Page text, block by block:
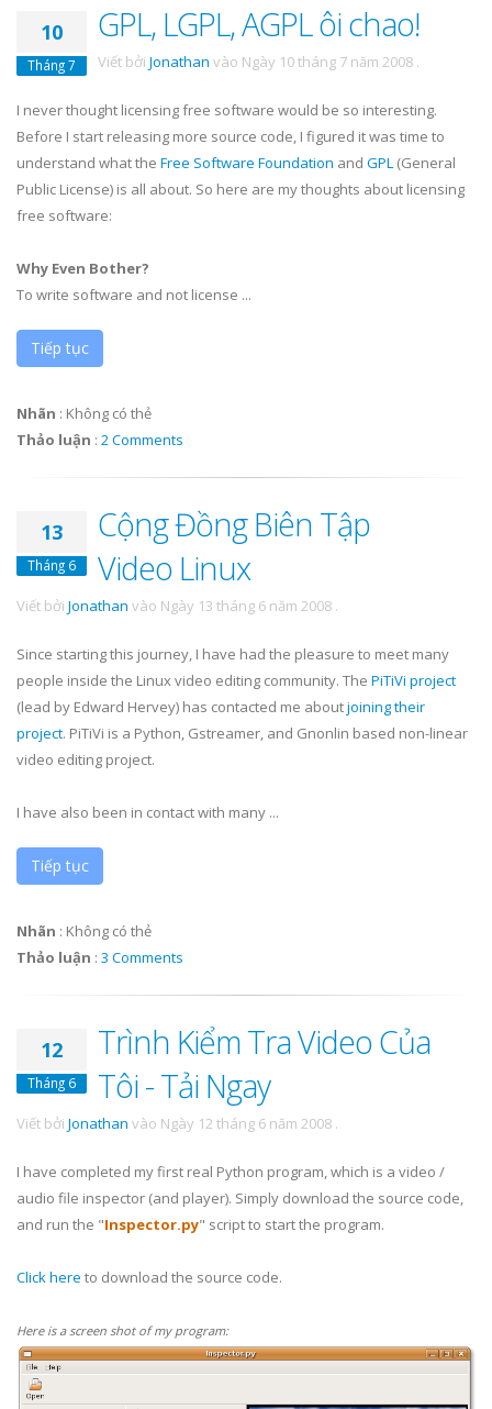
10
Tháng 7
GPL, LGPL, AGPL ôi chao!
Viết bởi Jonathan vào Ngày 10 tháng 7 năm 2008 .
I never thought licensing free software would be so interesting.
Before I start releasing more source code, I figured it was time to
understand what the Free Software Foundation and GPL (General
Public License) is all about. So here are my thoughts about licensing
free software:
Why Even Bother?
To write software and not license ...
Tiếp tục
Nhãn : Không có thẻ
Thảo luận : 2 Comments
13
Tháng 6
Cộng Đồng Biên Tập
Video Linux
Viết bởi Jonathan vào Ngày 13 tháng 6 năm 2008 .
Since starting this journey, I have had the pleasure to meet many
people inside the Linux video editing community. The PiTiVi project
(lead by Edward Hervey) has contacted me aboutjoining their
project. PiTiVi is a Python, Gstreamer, and Gnonlin based non-linear
video editing project.
I have also been in contact with many ...
Tiếp tục
Nhãn : Không có thẻ
Thảo luận : 3 Comments
12
Tháng 6
Trình Kiểm Tra Video Của
Tôi - Tải Ngay
Viết bởi Jonathan vào Ngày 12 tháng 6 năm 2008 .
I have completed my first real Python program, which is a video /
audio file inspector (and player). Simply download the source code,
and run the "Inspector.py" script to start the program.
Click here to download the source code.
Here is a screen shot of my program: